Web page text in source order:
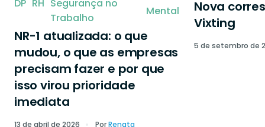
DP RH Segurança no
Trabalho
Mental
NR-1 atualizada: o que
mudou, o que as empresas
precisam fazer e por que
isso virou prioridade
imediata
13 de abril de 2026 PorRenata
Nova
Vixting
5 de setembro de